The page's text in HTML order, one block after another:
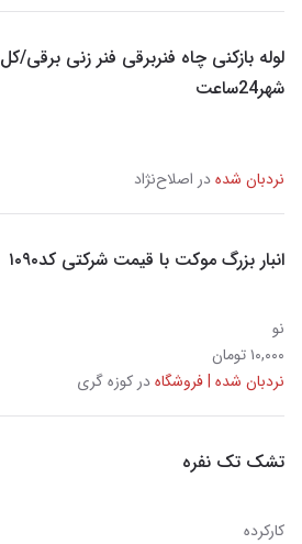
لوله بازکنی چاه فنربرقی فنر زنی برقی/کل
شهر24ساعت
نردبان شدهدر اصلاح‌نژاد
انبار بزرگ موکت با قیمت شرکتی کد۱۰۹۰
نو
۱۰,۰۰۰ تومان
نردبان شده | فروشگاهدر کوزه گری
تشک تک نفره
کارکرده